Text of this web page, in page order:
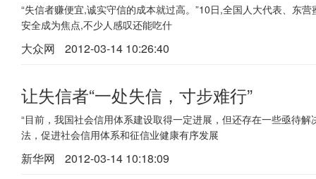
“失信者赚便宜,诚实守信的成本就过高。”10日,全国人大代表、
安全成为焦点,不少人感叹还能吃什
大众网 2012-03-14 10:26:40
让失信者“一处失信，寸步难行”
“目前，我国社会信用体系建设取得一定进展，但还存在一些亟待
法，促进社会信用体系和征信业健康有序发展
新华网 2012-03-14 10:18:09